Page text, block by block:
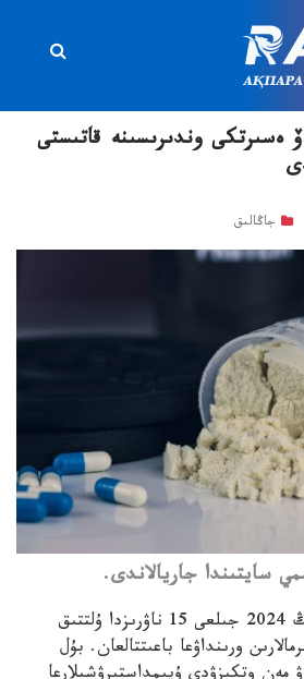
ەسىرتكى وندىرىسىنە قاتىستى
جاڭالىق
سايتىندا جاريالاندى.
اتالعان زاڭ پرەزيدەنتتىڭ 2024 جىلعى 15 ناۋرىزدا ۇلتتىق
ورىنداۋعا باعىتتالعان. بۇل